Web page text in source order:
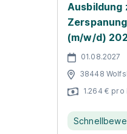
Ausbildung
(m/w/d)
01.08.2027
38448
1.264 € pro